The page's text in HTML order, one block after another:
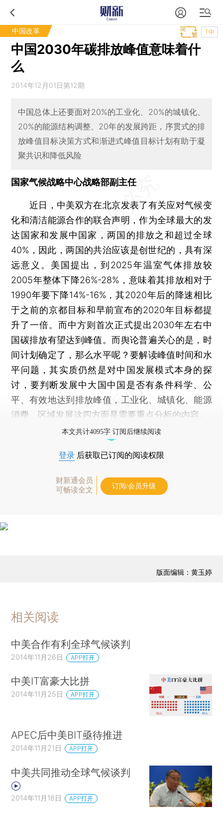
中国改革 T中
中国2030年碳排放峰值意味着什
么
2014年12月01日第12期
中国总体上还要面对20%的工业化、20%的城镇化、
20%的能源结构调整、20年的发展跨距，序贯式的排
放峰值目标决策方式和渐进式峰值目标计划有助于凝
聚共识和降低风险
国家气候战略中心战略部副主任
近日，中美双方在北京发表了有关应对气候变
化和清洁能源合作的联合声明，作为全球最大的发
达国家和发展中国家，两国的排放之和超过全球
40%，因此，两国的共治应该是创世纪的，具有深
远意义。美国提出，到2025年温室气体排放较
2005年整体下降26%-28%，意味着其排放相对于
1990年要下降14%-16%，其2020年后的降速相比
于之前的京都目标和早前宣布的2020年目标都提
升了一倍。而中方则首次正式提出2030年左右中
国碳排放有望达到峰值。而舆论普遍关心的是，时
间计划确定了，那么水平呢？要解读峰值时间和水
平问题，其实质仍然是对中国发展模式本身的探
讨，要判断发展中大国中国是否有条件科学、公
平、有效地达到排放峰值，工业化、城镇化、能源
消费、区域发展这四方面是需要重点分析的内容。
本文共计4095字 订阅后继续阅读
登录 后获取已订阅的阅读权限
财新通会员
可畅读全文
订阅/会员升级
版面编辑：黄玉婷
相关阅读
中美合作有利全球气候谈判
2014年11月26日 APP打开
中美IT富豪大比拼
2014年11月25日 APP打开
APEC后中美BIT亟待推进
2014年11月21日 APP打开
中美共同推动全球气候谈判
2014年11月18日 APP打开